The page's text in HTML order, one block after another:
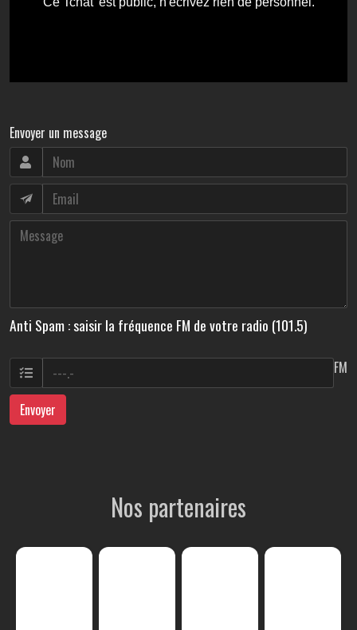
Envoyer un message
Anti Spam : saisir la fréquence FM de votre radio (101.5)
FM
Envoyer
Nos partenaires